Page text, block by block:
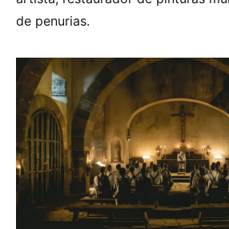
de penurias.